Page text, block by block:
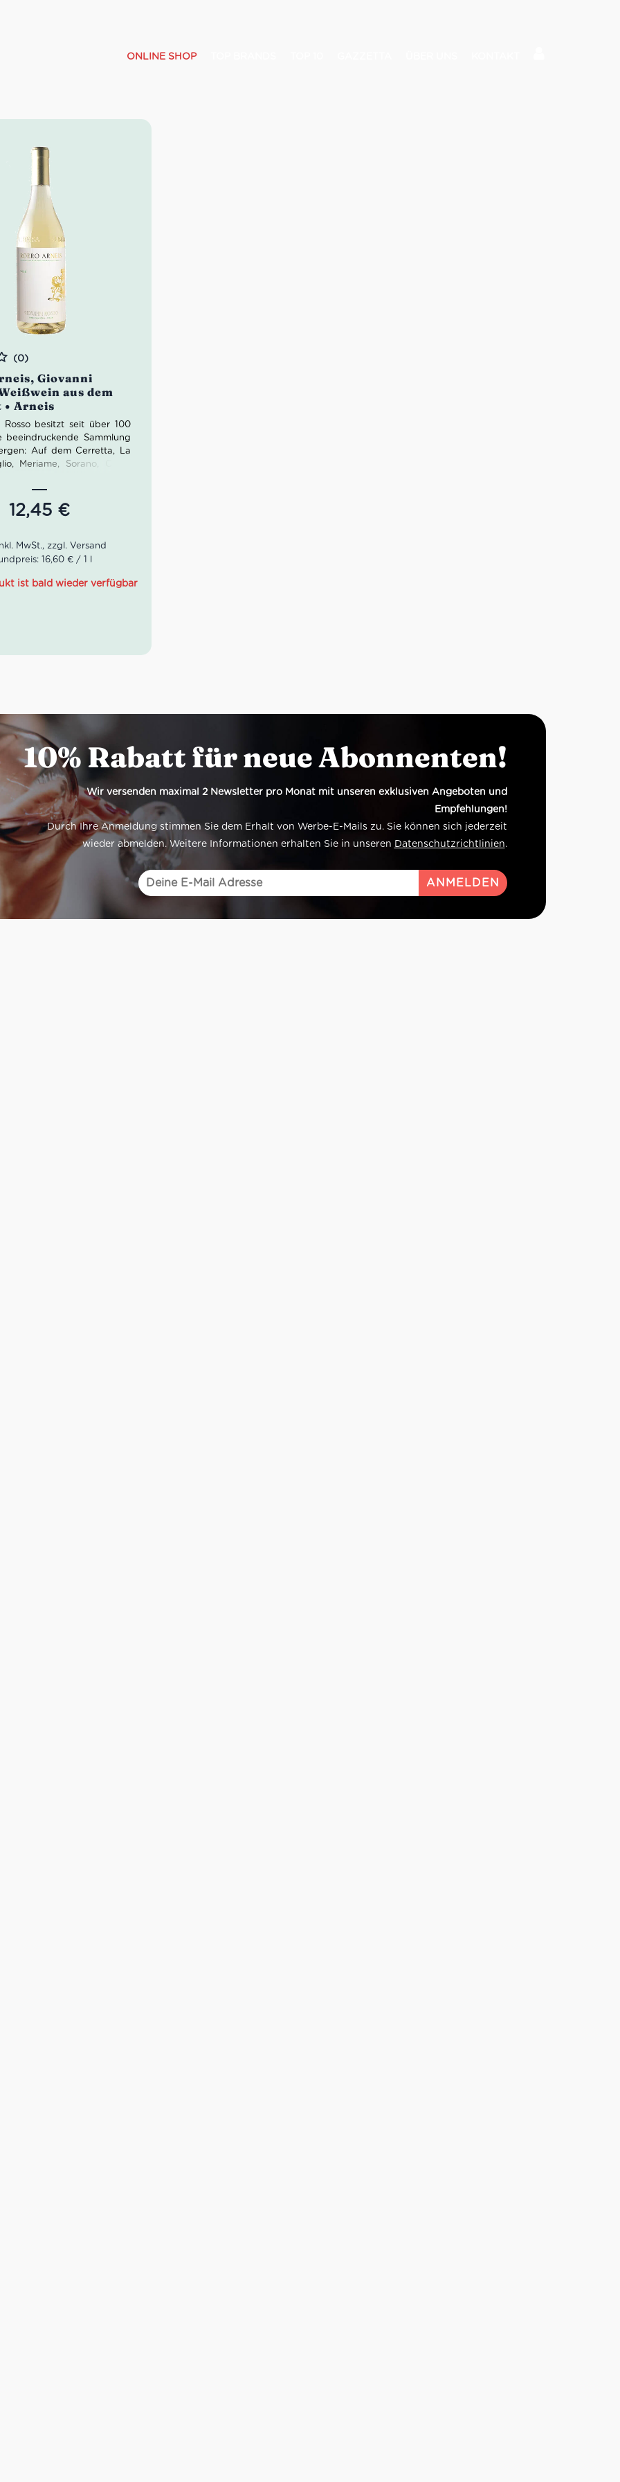
ONLINE SHOP
Giovanni
aus dem
Arneis
(0)
Rosso besitzt seit über 100
beeindruckende Sammlung
Auf dem Cerretta, La
Meriame, Sorano, Costa
Rosso erstaunliche
Giovannis Sohn Davide
im Alter von 27 Jahren zum
die perfekte Kopie seines
.
von Giovanni Rosso
Strohgelb
Akazie, Pfirsich, Birne
frisch, ausgewogen,
21 Flaschen.
12,45 €
16,60 € / 1 l
ist bald wieder verfügbar
10% Rabatt für neue Abonnenten!
Wir versenden maximal 2 Newsletter pro Monat mit unseren exklusiven Angeboten und
Empfehlungen!
Durch Ihre Anmeldung stimmen Sie dem Erhalt von Werbe-E-Mails zu. Sie können sich jederzeit
wieder abmelden. Weitere Informationen erhalten Sie in unseren Datenschutzrichtlinien.